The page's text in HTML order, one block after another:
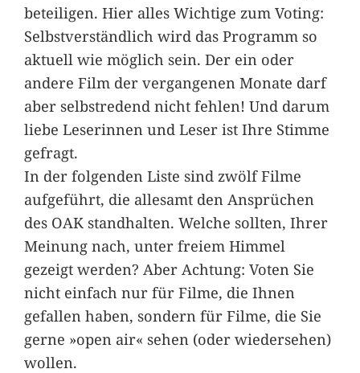
beteiligen. Hier alles Wichtige zum Voting:
Selbstverständlich wird das Programm so
aktuell wie möglich sein. Der ein oder
andere Film der vergangenen Monate darf
aber selbstredend nicht fehlen! Und darum
liebe Leserinnen und Leser ist Ihre Stimme
gefragt.
In der folgenden Liste sind zwölf Filme
aufgeführt, die allesamt den Ansprüchen
des OAK standhalten. Welche sollten, Ihrer
Meinung nach, unter freiem Himmel
gezeigt werden? Aber Achtung: Voten Sie
nicht einfach nur für Filme, die Ihnen
gefallen haben, sondern für Filme, die Sie
gerne »open air« sehen (oder wiedersehen)
wollen.